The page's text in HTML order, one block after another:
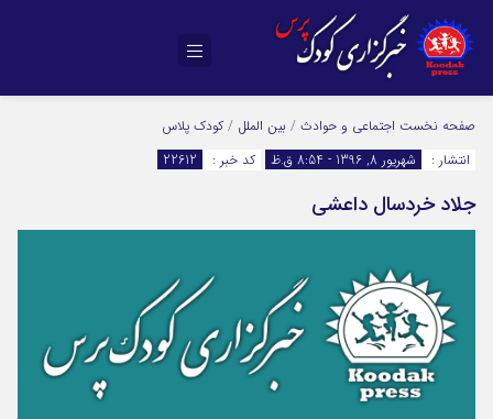
صفحه نخست اجتماعی و حوادث / بین الملل / کودک پلاس
انتشار :
شهریور 8, 1396 - 8:54 ق.ظ کد خبر : 22612
جلاد خردسال داعشی